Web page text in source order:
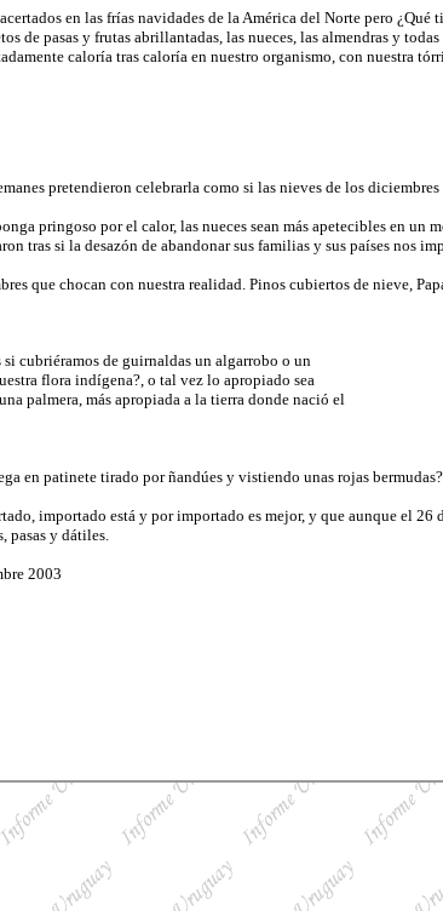
en las frías navidades de la América del Norte pero ¿Qué
de pasas y frutas abrillantadas, las nueces, las almendras y todas
caloría tras caloría en nuestro organismo, con nuestra
pretendieron celebrarla como si las nieves de los
pringoso por el calor, las nueces sean más apetecibles en
tras si la desazón de abandonar sus familias y sus países nos
que chocan con nuestra realidad. Pinos cubiertos de nieve,
si cubriéramos de guirnaldas un algarrobo o un
flora indígena?, o tal vez lo apropiado sea
palmera, más apropiada a la tierra donde nació el
en patinete tirado por ñandúes y vistiendo unas rojas bermudas?
importado está y por importado es mejor, y que aunque el
pasas y dátiles.
2003